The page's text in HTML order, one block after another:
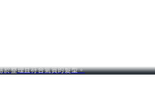
於整理且符合氣質的髮型。